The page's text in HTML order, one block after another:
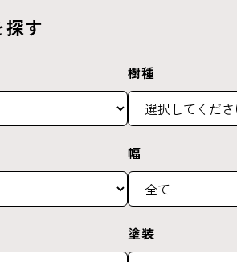
探す
樹種
幅
塗装